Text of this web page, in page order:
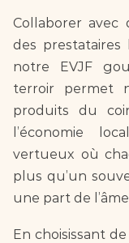
Collaborer avec
des prestataires
notre EVJF
terroir permet
produits du
l’économie
vertueux où
plus qu’un
une part de
En choisissant